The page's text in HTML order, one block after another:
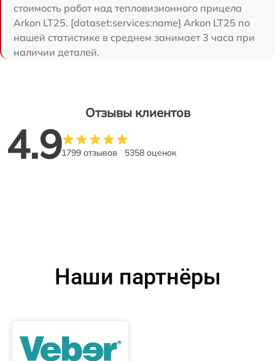
стоимость работ над тепловизионного прицела
Arkon LT25. [dataset:services:name] Arkon LT25 по
нашей статистике в среднем занимает 3 часа при
наличии деталей.
Отзывы клиентов
4.91799 отзывов 5358 оценок
Наши партнёры